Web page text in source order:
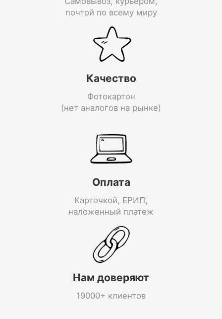
почтой по всему миру
Качество
Фотокартон
(нет аналогов на рынке)
Оплата
Карточкой, ЕРИП,
наложенный платеж
Нам доверяют
19000+ клиентов